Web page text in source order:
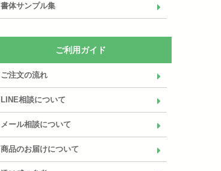
書体サンプル集
ご利用ガイド
ご注文の流れ
LINE相談について
メール相談について
商品のお届けについて